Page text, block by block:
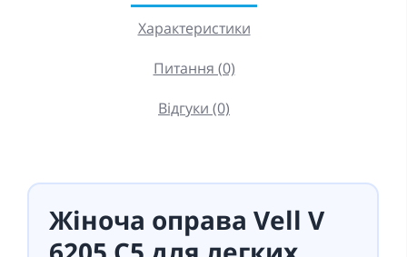
Характеристики
Питання (0)
Відгуки (0)
Жіноча оправа Vell V